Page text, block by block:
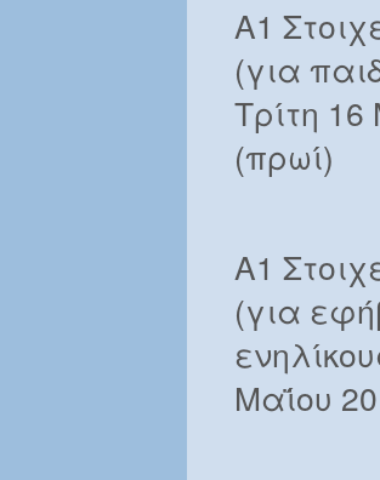
Α1
(για
Τρίτη
(πρωί)
Α1
(για
Μαΐου